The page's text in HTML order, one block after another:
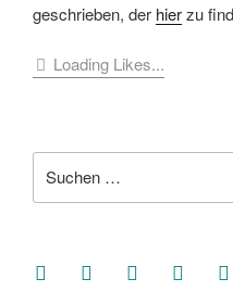
geschrieben, der hierzu
Loading Likes...
nach:
facebooksoundcloud
twitter mastodon